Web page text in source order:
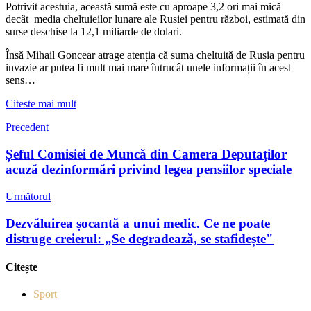
Potrivit acestuia, această sumă este cu aproape 3,2 ori mai mică
decât media cheltuieilor lunare ale Rusiei pentru război, estimată din
surse deschise la 12,1 miliarde de dolari.
Însă Mihail Goncear atrage atenția că suma cheltuită de Rusia pentru
invazie ar putea fi mult mai mare întrucât unele informații în acest
sens…
Citeste mai mult
Precedent
Șeful Comisiei de Muncă din Camera Deputaților
acuză dezinformări privind legea pensiilor speciale
Următorul
Dezvăluirea șocantă a unui medic. Ce ne poate
distruge creierul: „Se degradează, se stafidește"
Citește
Sport